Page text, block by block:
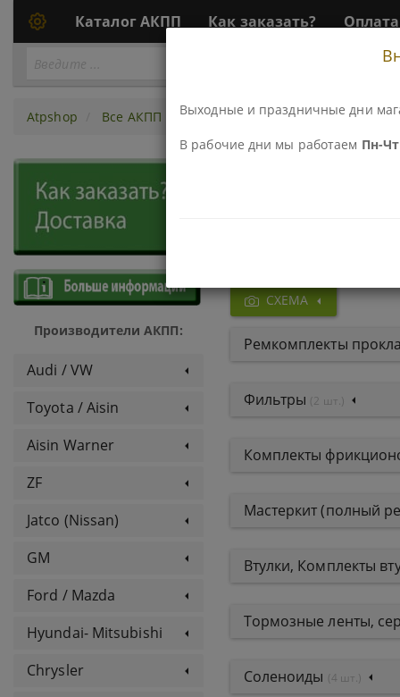
Каталог АКПП Как заказать?
Atpshop Все АКПП АКПП U440E (AW80-40\81-40),
Производители АКПП:
Audi / VW
Toyota / Aisin
Aisin Warner
ZF
Jatco (Nissan)
GM
Ford / Mazda
Hyundai- Mitsubishi
Chrysler
СХЕМА
Ремкомплекты
Фильтры (2 шт.)
Комплекты
Мастеркит (полный
Втулки, Комплекты
Тормозные ленты,
Соленоиды (4 шт.)
Выходные и праздничные дни
В рабочие дни мы работаем Пн-